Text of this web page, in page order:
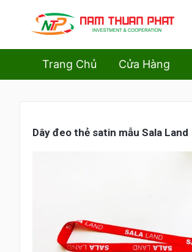
Trang Chủ Cửa Hàng
Dây đeo thẻ satin mẫu Sala Land